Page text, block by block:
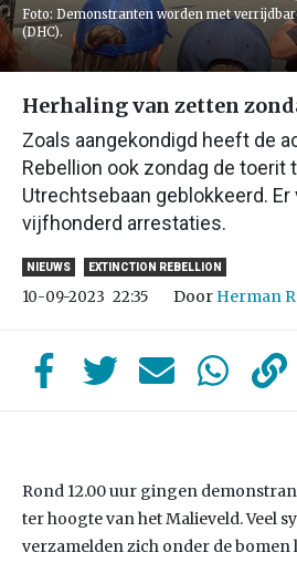
Foto: Demonstranten worden met
(DHC).
Herhaling van zetten
Zoals aangekondigd heeft de
Rebellion ook zondag de toerit
Utrechtsebaan geblokkeerd.
vijfhonderd arrestaties.
NIEUWS EXTINCTION REBELLION
10-09-2023 22:35 Door Herman
Rond 12.00 uur gingen
ter hoogte van het Malieveld. Veel
verzamelden zich onder de bomen